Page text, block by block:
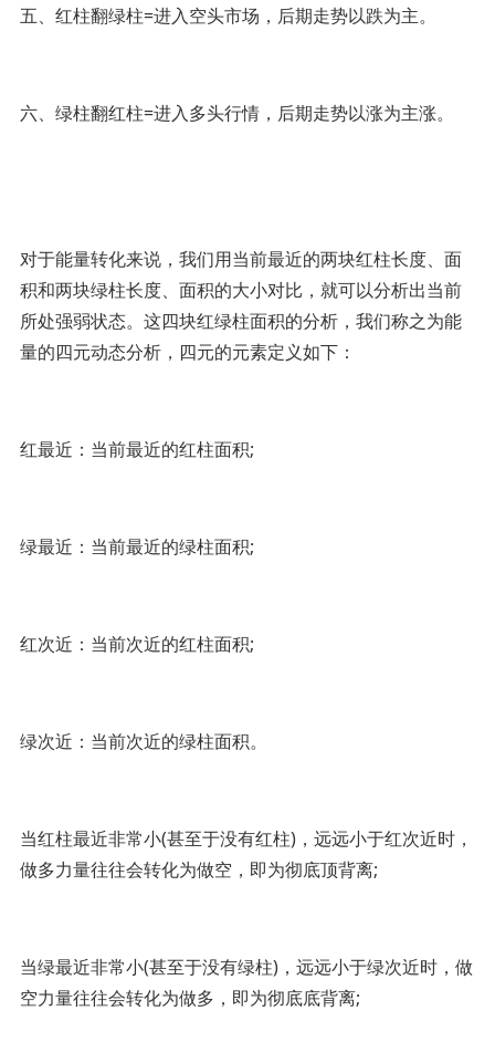
五、红柱翻绿柱=进入空头市场，后期走势以跌为主。
六、绿柱翻红柱=进入多头行情，后期走势以涨为主涨。
对于能量转化来说，我们用当前最近的两块红柱长度、面
积和两块绿柱长度、面积的大小对比，就可以分析出当前
所处强弱状态。这四块红绿柱面积的分析，我们称之为能
量的四元动态分析，四元的元素定义如下：
红最近：当前最近的红柱面积;
绿最近：当前最近的绿柱面积;
红次近：当前次近的红柱面积;
绿次近：当前次近的绿柱面积。
当红柱最近非常小(甚至于没有红柱)，远远小于红次近时，
做多力量往往会转化为做空，即为彻底顶背离;
当绿最近非常小(甚至于没有绿柱)，远远小于绿次近时，做
空力量往往会转化为做多，即为彻底底背离;